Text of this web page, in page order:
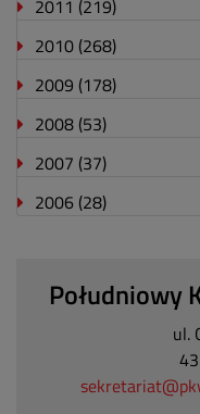
2011 (219)
2010 (268)
2009 (178)
2008 (53)
2007 (37)
2006 (28)
Południowy
ul.